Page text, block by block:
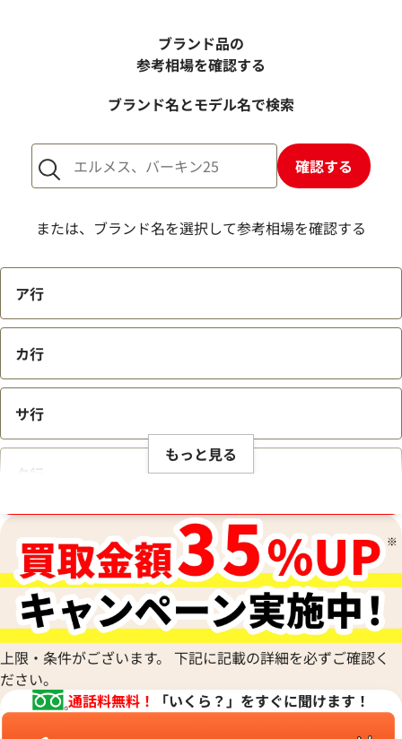
売却するか悩んでいるのですが、査定だけお願いできます
1点からでも査定できますか？
ブランド品の
参考相場を確認する
ブランド名とモデル名で検索
確認する
または、ブランド名を選択して参考相場を確認する
ア行
カ行
サ行
タ行
ナ行
ハ行
マ行
ヤ行
もっと見る
上限・条件がございます。 下記に記載の詳細を必ずご確認く
ださい。
通話料無料！
「いくら？」をすぐに聞けます！